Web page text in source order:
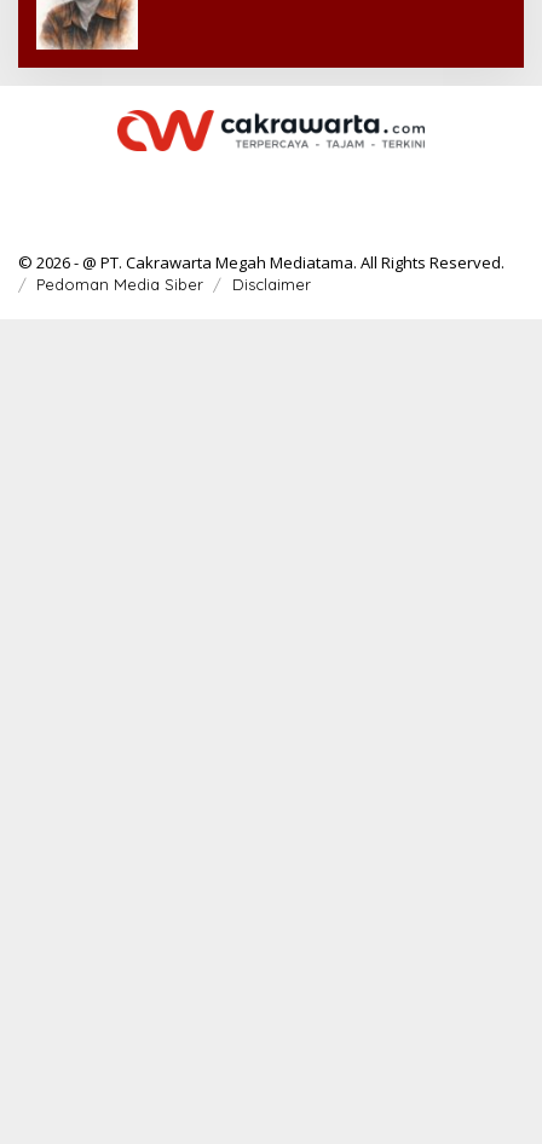
© 2026 - @ PT. Cakrawarta Megah Mediatama. All Rights Reserved.
Pedoman Media Siber Disclaimer